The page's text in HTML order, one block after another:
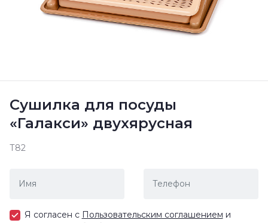
Сушилка для посуды
«Галакси» двухярусная
Т82
Я согласен с Пользовательским соглашением и